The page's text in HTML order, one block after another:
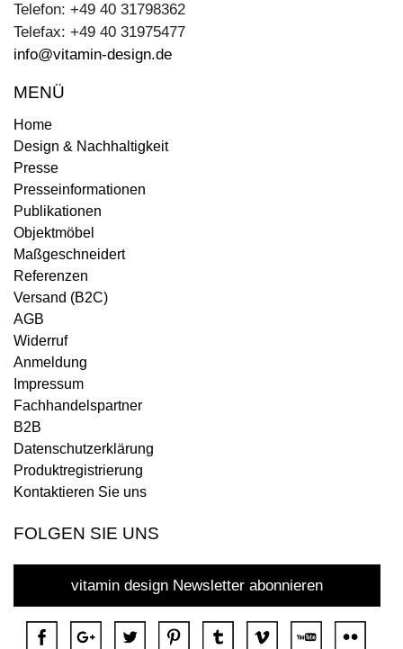
Telefon: +49 40 31798362
Telefax: +49 40 31975477
info@vitamin-design.de
MENÜ
Home
Design & Nachhaltigkeit
Presse
Presseinformationen
Publikationen
Objektmöbel
Maßgeschneidert
Referenzen
Versand (B2C)
AGB
Widerruf
Anmeldung
Impressum
Fachhandelspartner
B2B
Datenschutzerklärung
Produktregistrierung
Kontaktieren Sie uns
FOLGEN SIE UNS
vitamin design Newsletter abonnieren